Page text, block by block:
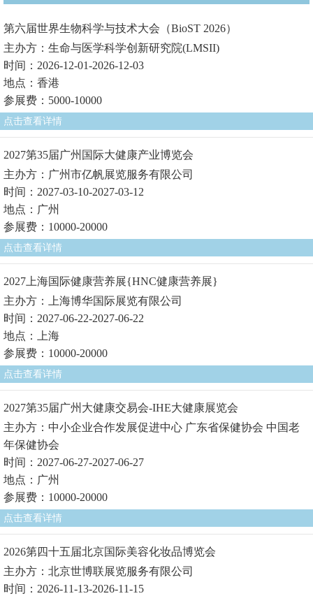
第六届世界生物科学与技术大会（BioST 2026）
主办方：生命与医学科学创新研究院(LMSII)
时间：2026-12-01-2026-12-03
地点：香港
参展费：5000-10000
点击查看详情
2027第35届广州国际大健康产业博览会
主办方：广州市亿帆展览服务有限公司
时间：2027-03-10-2027-03-12
地点：广州
参展费：10000-20000
点击查看详情
2027上海国际健康营养展{HNC健康营养展}
主办方：上海博华国际展览有限公司
时间：2027-06-22-2027-06-22
地点：上海
参展费：10000-20000
点击查看详情
2027第35届广州大健康交易会-IHE大健康展览会
主办方：中小企业合作发展促进中心 广东省保健协会 中国老
年保健协会
时间：2027-06-27-2027-06-27
地点：广州
参展费：10000-20000
点击查看详情
2026第四十五届北京国际美容化妆品博览会
主办方：北京世博联展览服务有限公司
时间：2026-11-13-2026-11-15